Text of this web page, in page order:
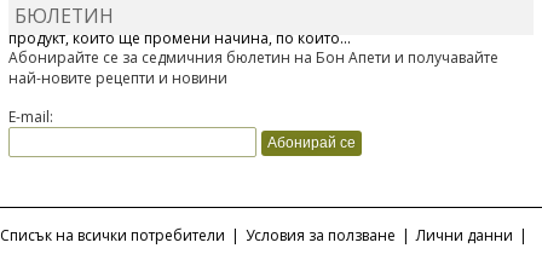
Отскоро Лесафр България стартира предлагането на изцяло нов
продукт, който ще промени начина, по който...
БЮЛЕТИН
Абонирайте се за седмичния бюлетин на Бон Апети и получавайте
най-новите рецепти и новини
E-mail:
Списък на всички потребители | Условия за ползване | Лични данни |